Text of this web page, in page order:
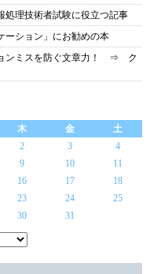
処理技術者試験に役立つ記事
ーション」にお勧めの本
ョンミスを防ぐ文章力！ ⇒ ク
木 金
土
2 3
4
9 10
11
16 17
18
23 24
25
30 31